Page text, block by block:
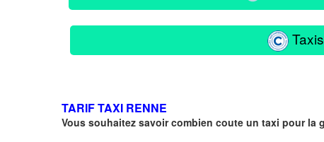
TARIF TAXI RENNE
Vous souhaitez savoir combien coute un taxi pour la